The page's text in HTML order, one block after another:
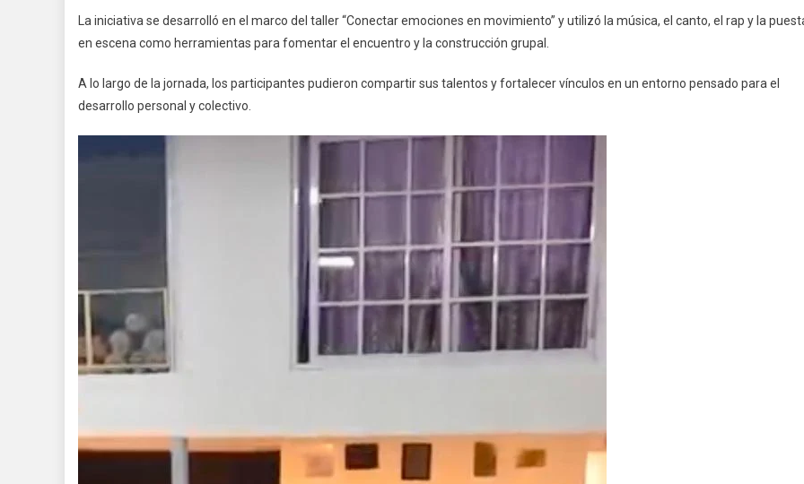
La iniciativa se desarrolló en el marco del taller “Conectar emociones en movimiento” y utilizó la música, el canto, el rap y la
en escena como herramientas para fomentar el encuentro y la construcción grupal.
A lo largo de la jornada, los participantes pudieron compartir sus talentos y fortalecer vínculos en un entorno pensado para el
desarrollo personal y colectivo.